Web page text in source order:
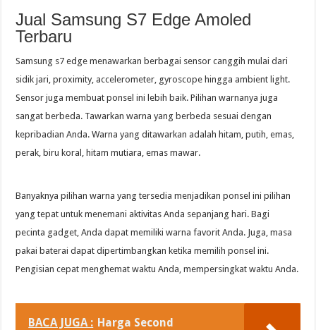
Jual Samsung S7 Edge Amoled
Terbaru
Samsung s7 edge menawarkan berbagai sensor canggih mulai dari
sidik jari, proximity, accelerometer, gyroscope hingga ambient light.
Sensor juga membuat ponsel ini lebih baik. Pilihan warnanya juga
sangat berbeda. Tawarkan warna yang berbeda sesuai dengan
kepribadian Anda. Warna yang ditawarkan adalah hitam, putih, emas,
perak, biru koral, hitam mutiara, emas mawar.
Banyaknya pilihan warna yang tersedia menjadikan ponsel ini pilihan
yang tepat untuk menemani aktivitas Anda sepanjang hari. Bagi
pecinta gadget, Anda dapat memiliki warna favorit Anda. Juga, masa
pakai baterai dapat dipertimbangkan ketika memilih ponsel ini.
Pengisian cepat menghemat waktu Anda, mempersingkat waktu Anda.
BACA JUGA : Harga Second